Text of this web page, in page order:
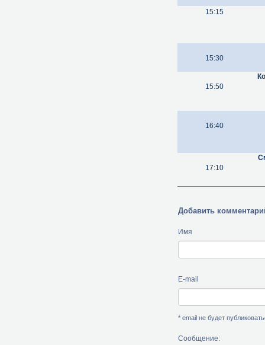
15:15
15:30
15:50
16:40
17:10
Добавить
Имя
E-mail
* email не будет
Сообщение: